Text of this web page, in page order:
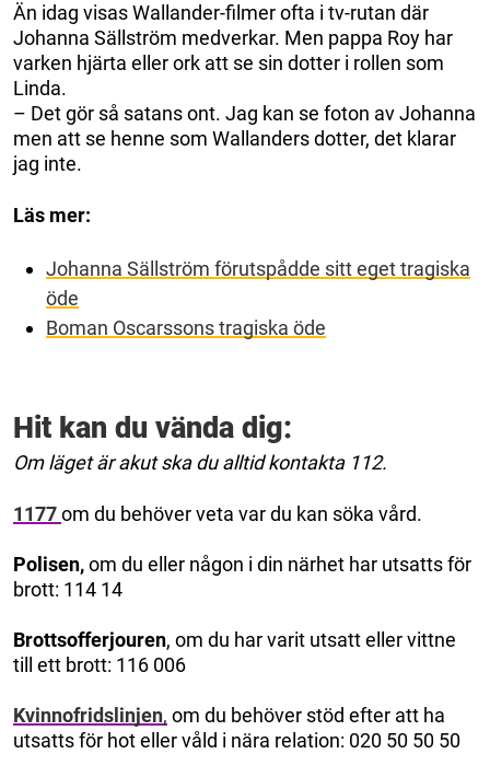
Än idag visas Wallander-filmer ofta i tv-rutan där
Johanna Sällström medverkar. Men pappa Roy har
varken hjärta eller ork att se sin dotter i rollen som
Linda.
– Det gör så satans ont. Jag kan se foton av Johanna
men att se henne som Wallanders dotter, det klarar
jag inte.
Läs mer:
Johanna Sällström förutspådde sitt eget tragiska
öde
Boman Oscarssons tragiska öde
Hit kan du vända dig:
Om läget är akut ska du alltid kontakta 112.
1177om du behöver veta var du kan söka vård.
Polisen,om du eller någon i din närhet har utsatts för
brott: 114 14
Brottsofferjouren, om du har varit utsatt eller vittne
till ett brott: 116 006
Kvinnofridslinjen, om du behöver stöd efter att ha
utsatts för hot eller våld i nära relation: 020 50 50 50